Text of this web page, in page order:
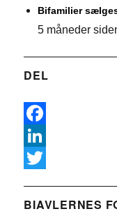
Bifamilier
5 måneder
DEL
F
a
e
L
n
w
BIAVLERNES